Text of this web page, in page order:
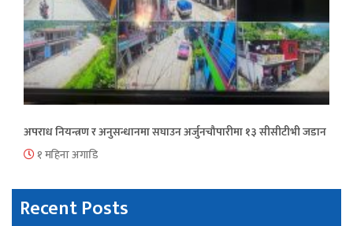
अपराध नियन्त्रण र अनुसन्धानमा सघाउन अर्जुनचौपारीमा १३ सीसीटीभी जडान
१ महिना अगाडि
Recent Posts